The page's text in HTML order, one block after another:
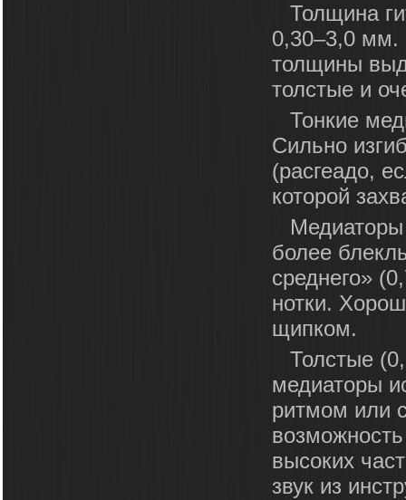
Толщина
0,30–3,0 мм.
толщины
толстые и
Тонкие
Сильно
(расгеадо,
которой
более
среднего»
нотки.
щипком.
Толстые
медиаторы
ритмом или
высоких
звук из